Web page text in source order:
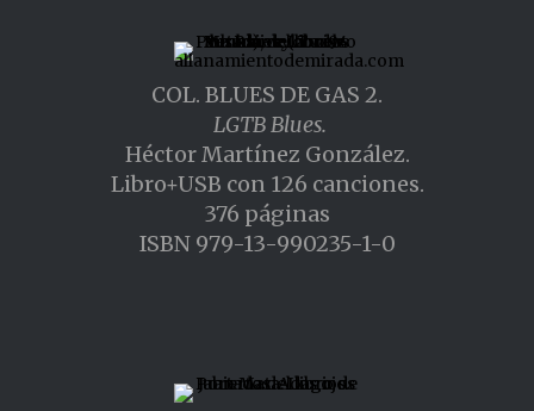
COL. BLUES DE GAS 2.
LGTB Blues.
Héctor Martínez González.
Libro+USB con 126 canciones.
376 páginas
ISBN 979-13-990235-1-0